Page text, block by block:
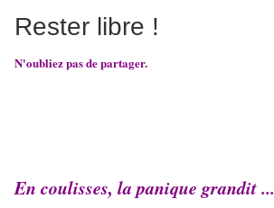
Rester libre !
N'oubliez pas de partager.
En coulisses, la panique grandit ...